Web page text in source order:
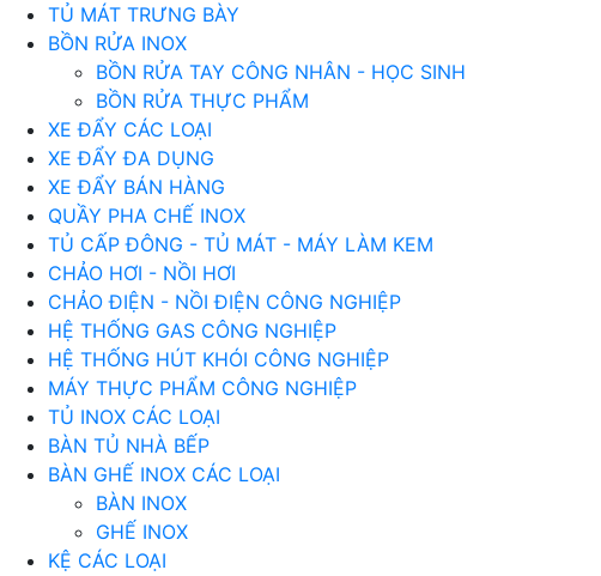
TỦ MÁT TRƯNG BÀY
BỒN RỬA INOX
BỒN RỬA TAY CÔNG NHÂN - HỌC SINH
BỒN RỬA THỰC PHẨM
XE ĐẨY CÁC LOẠI
XE ĐẨY ĐA DỤNG
XE ĐẨY BÁN HÀNG
QUẦY PHA CHẾ INOX
TỦ CẤP ĐÔNG - TỦ MÁT - MÁY LÀM KEM
CHẢO HƠI - NỒI HƠI
CHẢO ĐIỆN - NỒI ĐIỆN CÔNG NGHIỆP
HỆ THỐNG GAS CÔNG NGHIỆP
HỆ THỐNG HÚT KHÓI CÔNG NGHIỆP
MÁY THỰC PHẨM CÔNG NGHIỆP
TỦ INOX CÁC LOẠI
BÀN TỦ NHÀ BẾP
BÀN GHẾ INOX CÁC LOẠI
BÀN INOX
GHẾ INOX
KỆ CÁC LOẠI